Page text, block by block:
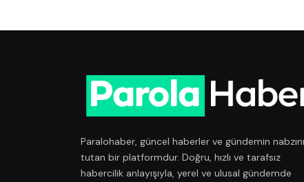
Paralohaber, güncel haberler ve gündemin nabzını
tutan bir platformdur. Doğru, hızlı ve tarafsız
habercilik anlayışıyla, yerel ve ulusal gündemde